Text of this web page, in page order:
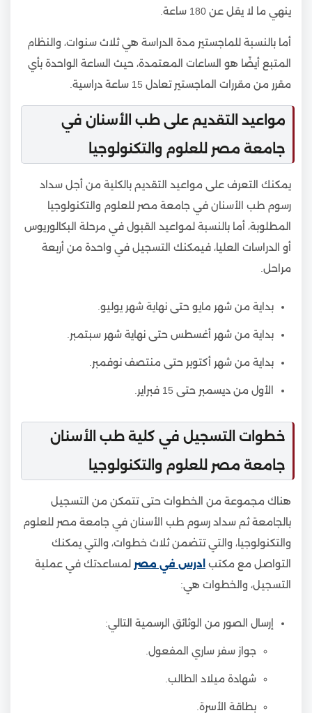
ينهي ما لا يقل عن 180 ساعة.
أما بالنسبة للماجستير مدة الدراسة هي ثلاث سنوات، والنظام
المتبع أيضًا هو الساعات المعتمدة، حيث الساعة الواحدة بأي
مقرر من مقررات الماجستير تعادل 15 ساعة دراسية.
مواعيد التقديم على طب الأسنان في
جامعة مصر للعلوم والتكنولوجيا
يمكنك التعرف على مواعيد التقديم بالكلية من أجل سداد
رسوم طب الأسنان في جامعة مصر للعلوم والتكنولوجيا
المطلوبة، أما بالنسبة لمواعيد القبول في مرحلة البكالوريوس
أو الدراسات العليا، فيمكنك التسجيل في واحدة من أربعة
مراحل.
بداية من شهر مايو حتى نهاية شهر يوليو.
بداية من شهر أغسطس حتى نهاية شهر سبتمبر.
بداية من شهر أكتوبر حتى منتصف نوفمبر.
الأول من ديسمبر حتى 15 فبراير.
خطوات التسجيل في كلية طب الأسنان
جامعة مصر للعلوم والتكنولوجيا
هناك مجموعة من الخطوات حتى تتمكن من التسجيل
بالجامعة ثم سداد رسوم طب الأسنان في جامعة مصر للعلوم
والتكنولوجيا، والتي تتضمن ثلاث خطوات، والتي يمكنك
التواصل مع مكتب ادرس في مصر لمساعدتك في عملية
التسجيل، والخطوات هي:
إرسال الصور من الوثائق الرسمية التالي:
جواز سفر ساري المفعول.
شهادة ميلاد الطالب.
بطاقة الأسرة.